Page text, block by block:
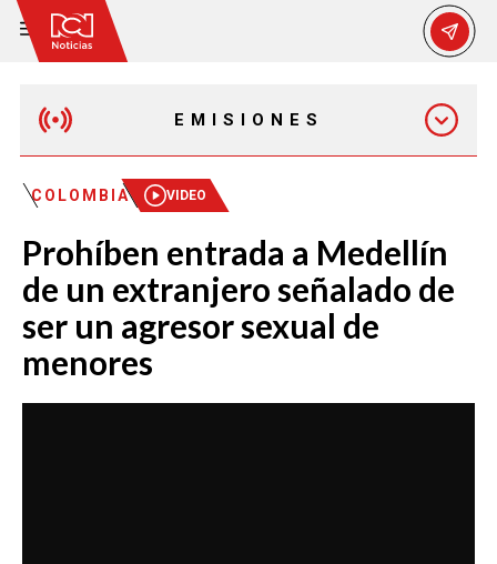
EMISIONES
MAÑANA EXPRESS
EMISIÓN 12:30 PM
EMISIÓN 7:00 PM
EMISIÓN 11:30 PM
COLOMBIA VIDEO
Prohíben entrada a Medellín
de un extranjero señalado de
ser un agresor sexual de
menores